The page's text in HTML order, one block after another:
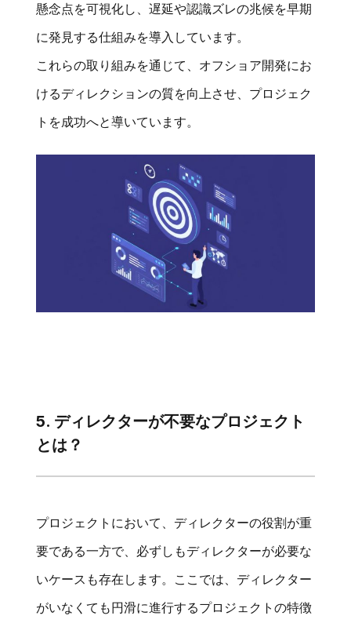
懸念点を可視化し、遅延や認識ズレの兆候を早期
に発見する仕組みを導入しています。
これらの取り組みを通じて、オフショア開発にお
けるディレクションの質を向上させ、プロジェク
トを成功へと導いています。
5. ディレクターが不要なプロジェクト
とは？
プロジェクトにおいて、ディレクターの役割が重
要である一方で、必ずしもディレクターが必要な
いケースも存在します。ここでは、ディレクター
がいなくても円滑に進行するプロジェクトの特徴